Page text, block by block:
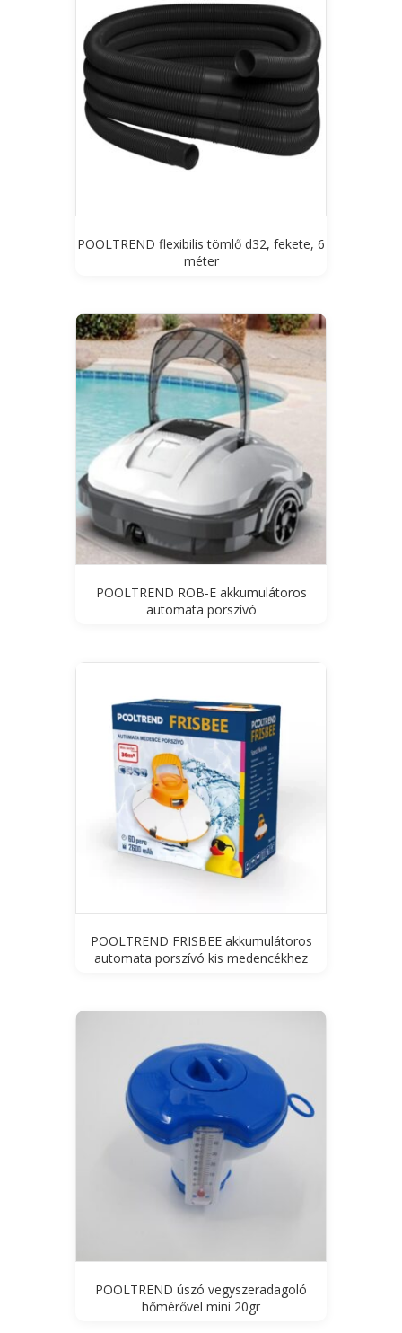
POOLTREND flexibilis tömlő d32, fekete, 6
méter
POOLTREND ROB-E akkumulátoros
automata porszívó
POOLTREND FRISBEE akkumulátoros
automata porszívó kis medencékhez
POOLTREND úszó vegyszeradagoló
hőmérővel mini 20gr